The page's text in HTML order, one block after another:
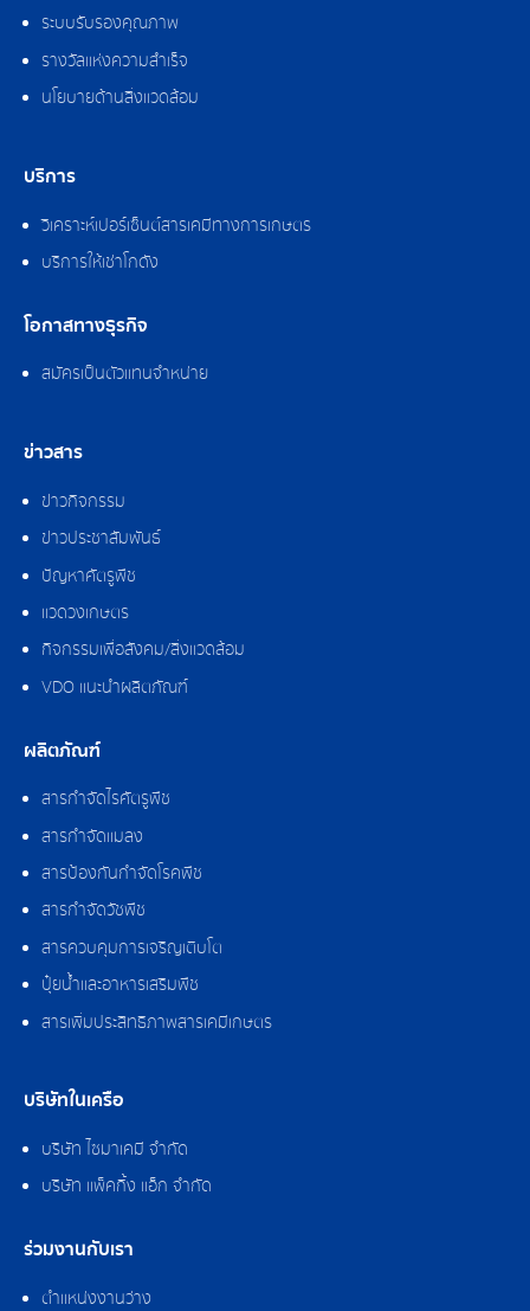
ระบบรับรองคุณภาพ
รางวัลแห่งความสำเร็จ
นโยบายด้านสิ่งแวดล้อม
บริการ
วิเคราะห์เปอร์เซ็นต์สารเคมีทางการเกษตร
บริการให้เช่าโกดัง
โอกาสทางธุรกิจ
สมัครเป็นตัวแทนจำหน่าย
ข่าวสาร
ข่าวกิจกรรม
ข่าวประชาสัมพันธ์
ปัญหาศัตรูพืช
แวดวงเกษตร
กิจกรรมเพื่อสังคม/สิ่งแวดล้อม
VDO แนะนำผลิตภัณฑ์
ผลิตภัณฑ์
สารกำจัดไรศัตรูพืช
สารกำจัดแมลง
สารป้องกันกำจัดโรคพืช
สารกำจัดวัชพืช
สารควบคุมการเจริญเติบโต
ปุ๋ยน้ำและอาหารเสริมพืช
สารเพิ่มประสิทธิภาพสารเคมีเกษตร
บริษัทในเครือ
บริษัท ไซมาเคมี จำกัด
บริษัท แพ็คกิ้ง แอ็ก จำกัด
ร่วมงานกับเรา
ตำแหน่งงานว่าง